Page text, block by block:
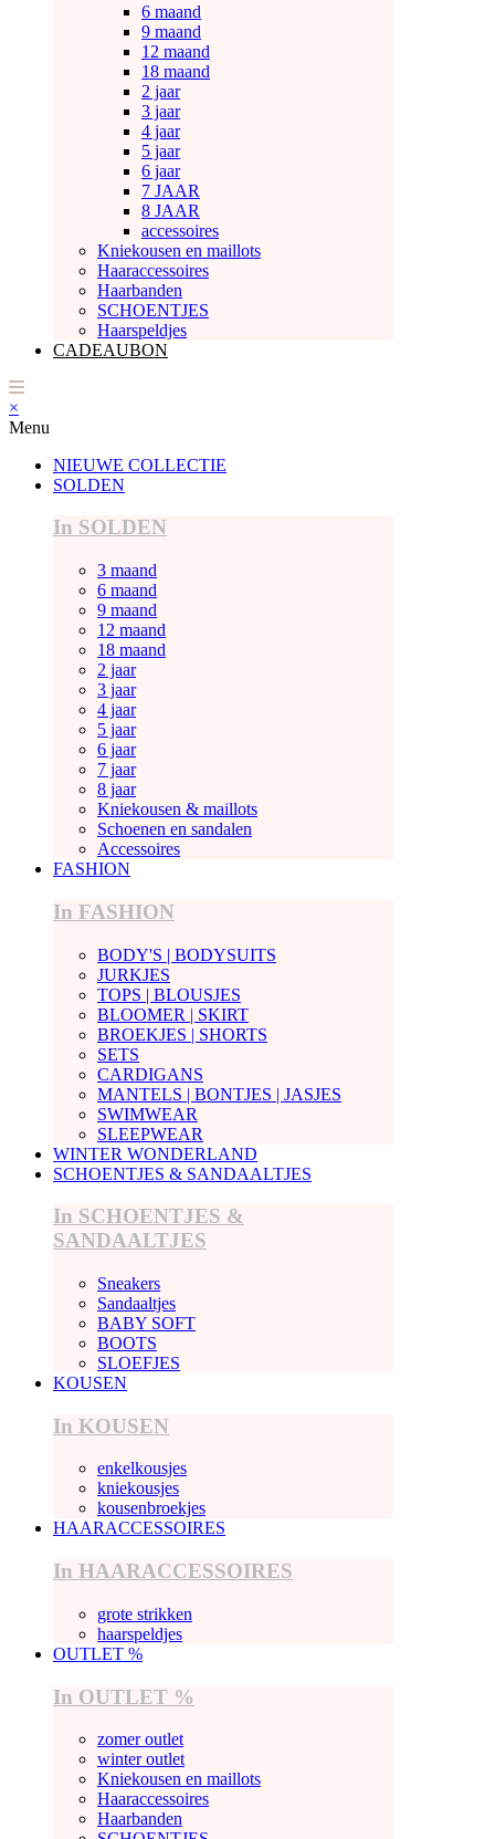
6 maand
9 maand
12 maand
18 maand
2 jaar
3 jaar
4 jaar
5 jaar
6 jaar
7 JAAR
8 JAAR
accessoires
Kniekousen en maillots
Haaraccessoires
Haarbanden
SCHOENTJES
Haarspeldjes
CADEAUBON
×
Menu
NIEUWE COLLECTIE
SOLDEN
In SOLDEN
3 maand
6 maand
9 maand
12 maand
18 maand
2 jaar
3 jaar
4 jaar
5 jaar
6 jaar
7 jaar
8 jaar
Kniekousen & maillots
Schoenen en sandalen
Accessoires
FASHION
In FASHION
BODY'S | BODYSUITS
JURKJES
TOPS | BLOUSJES
BLOOMER | SKIRT
BROEKJES | SHORTS
SETS
CARDIGANS
MANTELS | BONTJES | JASJES
SWIMWEAR
SLEEPWEAR
WINTER WONDERLAND
SCHOENTJES & SANDAALTJES
In SCHOENTJES &
SANDAALTJES
Sneakers
Sandaaltjes
BABY SOFT
BOOTS
SLOEFJES
KOUSEN
In KOUSEN
enkelkousjes
kniekousjes
kousenbroekjes
HAARACCESSOIRES
In HAARACCESSOIRES
grote strikken
haarspeldjes
OUTLET %
In OUTLET %
zomer outlet
winter outlet
Kniekousen en maillots
Haaraccessoires
Haarbanden